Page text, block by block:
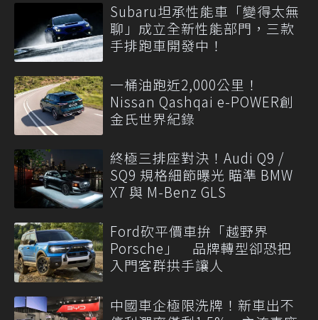
Subaru坦承性能車「變得太無
聊」成立全新性能部門，三款
手排跑車開發中！
一桶油跑近2,000公里！
Nissan Qashqai e-POWER創
金氏世界紀錄
終極三排座對決！Audi Q9 /
SQ9 規格細節曝光 瞄準 BMW
X7 與 M-Benz GLS
Ford砍平價車拚「越野界
Porsche」 品牌轉型卻恐把
入門客群拱手讓人
中國車企極限洗牌！新車出不